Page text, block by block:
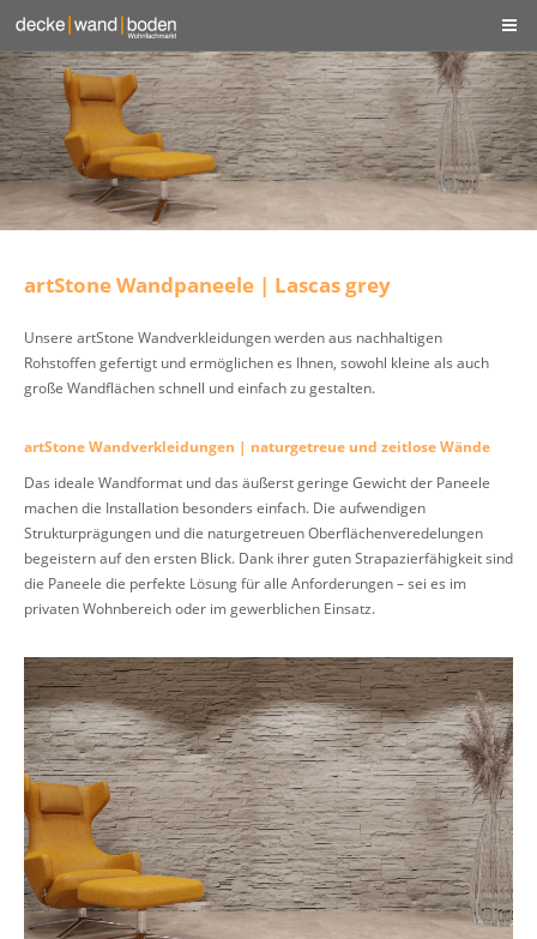
artStone Wandpaneele | Lascas grey
Unsere artStone Wandverkleidungen werden aus nachhaltigen
Rohstoffen gefertigt und ermöglichen es Ihnen, sowohl kleine als auch
große Wandflächen schnell und einfach zu gestalten.
artStone Wandverkleidungen | naturgetreue und zeitlose Wände
Das ideale Wandformat und das äußerst geringe Gewicht der Paneele
machen die Installation besonders einfach. Die aufwendigen
Strukturprägungen und die naturgetreuen Oberflächenveredelungen
begeistern auf den ersten Blick. Dank ihrer guten Strapazierfähigkeit sind
die Paneele die perfekte Lösung für alle Anforderungen – sei es im
privaten Wohnbereich oder im gewerblichen Einsatz.